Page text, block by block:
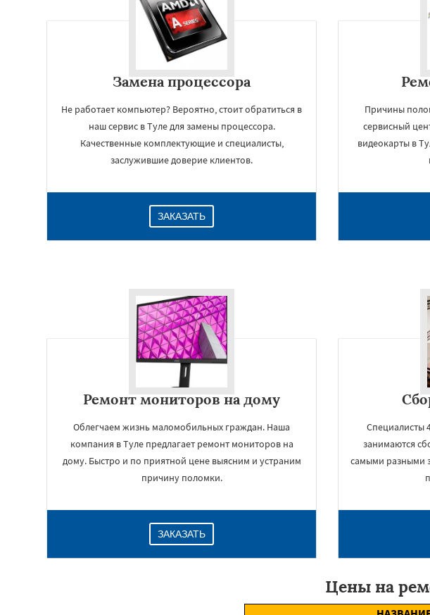
Замена процессора
Не работает компьютер? Вероятно, стоит обратиться в
наш сервис в Туле для замены процессора.
Качественные комплектующие и специалисты,
заслужившие доверие клиентов.
ЗАКАЗАТЬ
Причины
сервисный
видеокарты в
Ремонт мониторов на дому
Облегчаем жизнь маломобильных граждан. Наша
компания в Туле предлагает ремонт мониторов на
дому. Быстро и по приятной цене выясним и устраним
причину поломки.
ЗАКАЗАТЬ
Специалисты
занимаются
самыми разными
Цены на
Даю